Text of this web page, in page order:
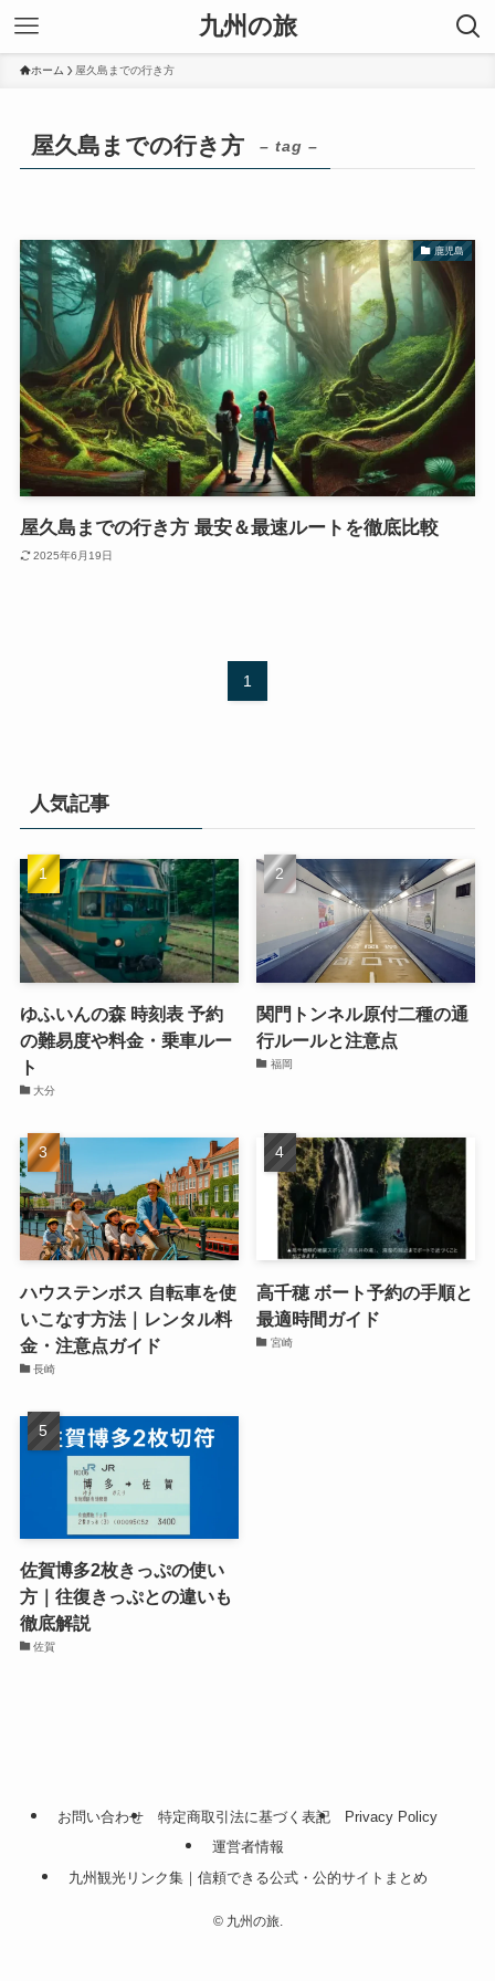
九州の旅
ホーム 屋久島までの行き方
屋久島までの行き方 – tag –
鹿児島
屋久島までの行き方 最安＆最速ルートを徹底比較
2025年6月19日
1
人気記事
ゆふいんの森 時刻表 予約
の難易度や料金・乗車ルー
ト
大分
関門トンネル原付二種の通
行ルールと注意点
福岡
ハウステンボス 自転車を使
いこなす方法｜レンタル料
金・注意点ガイド
長崎
高千穂 ボート予約の手順と
最適時間ガイド
宮崎
佐賀博多2枚きっぷの使い
方｜往復きっぷとの違いも
徹底解説
佐賀
お問い合わせ 特定商取引法に基づく表記
Privacy Policy
運営者情報
九州観光リンク集｜信頼できる公式・公的サイトまとめ
©九州の旅.